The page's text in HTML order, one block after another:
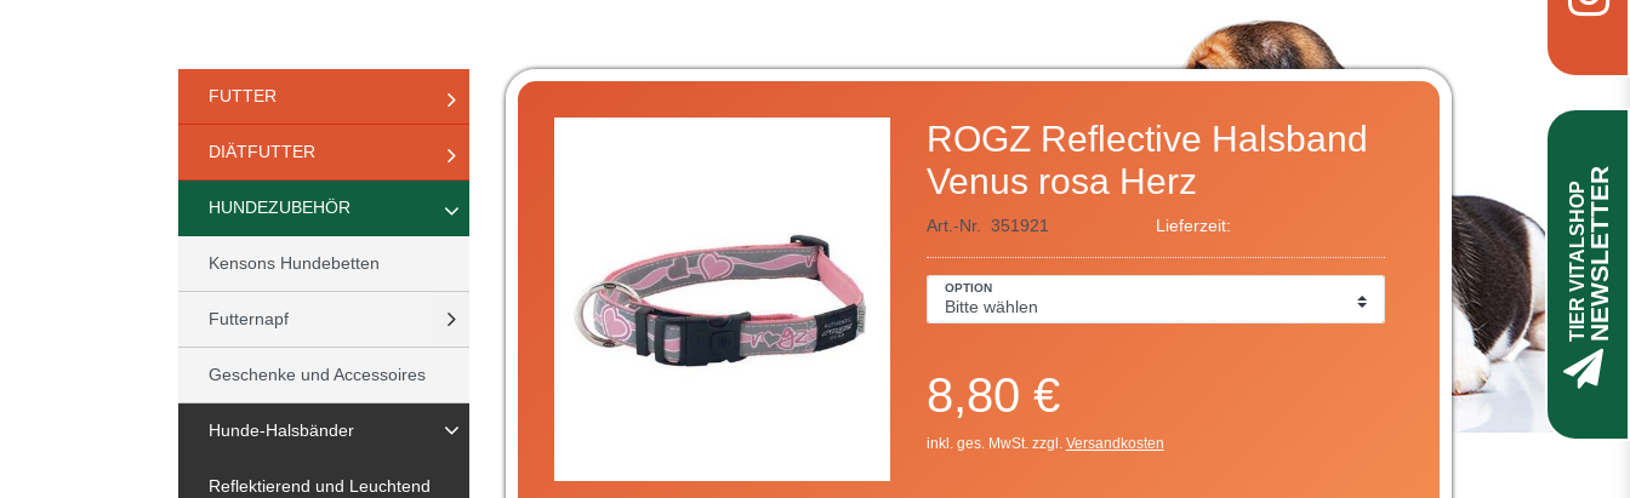
FUTTER
DIÄTFUTTER
HUNDEZUBEHÖR
Kensons Hundebetten
Futternapf
Geschenke und Accessoires
Hunde-Halsbänder
Reflektierend und Leuchtend
ROGZ Reflective Halsband
Venus rosa Herz
Art.-Nr. 351921 Lieferzeit:
OPTION
8,80 €
inkl. ges. MwSt. zzgl. Versandkosten
TIER VITALSHOPNEWSLETTER